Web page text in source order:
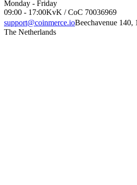
Monday - Friday
09:00 - 17:00KvK / CoC 70036969
support@coinmerce.ioBeechavenue
The Netherlands